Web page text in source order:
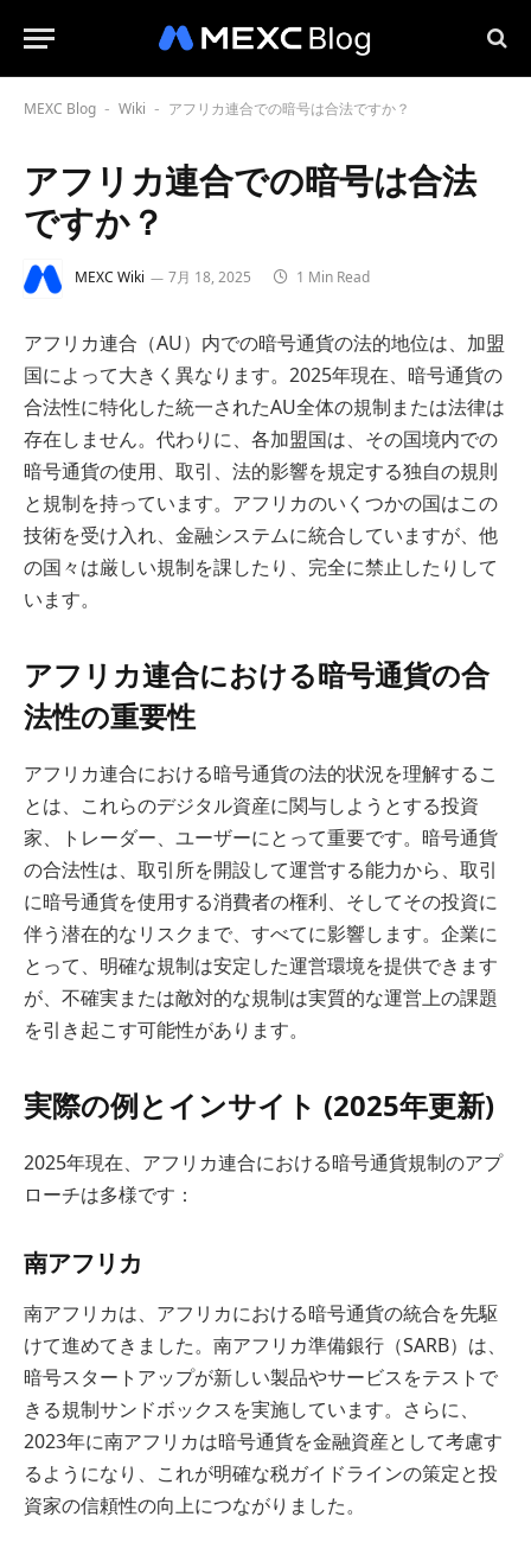
MEXC Blog - Wiki - アフリカ連合での暗号は合法ですか？
アフリカ連合での暗号は合法
ですか？
MEXC Wiki 7月 18, 2025 1 Min Read
アフリカ連合（AU）内での暗号通貨の法的地位は、加盟
国によって大きく異なります。2025年現在、暗号通貨の
合法性に特化した統一されたAU全体の規制または法律は
存在しません。代わりに、各加盟国は、その国境内での
暗号通貨の使用、取引、法的影響を規定する独自の規則
と規制を持っています。アフリカのいくつかの国はこの
技術を受け入れ、金融システムに統合していますが、他
の国々は厳しい規制を課したり、完全に禁止したりして
います。
アフリカ連合における暗号通貨の合
法性の重要性
アフリカ連合における暗号通貨の法的状況を理解するこ
とは、これらのデジタル資産に関与しようとする投資
家、トレーダー、ユーザーにとって重要です。暗号通貨
の合法性は、取引所を開設して運営する能力から、取引
に暗号通貨を使用する消費者の権利、そしてその投資に
伴う潜在的なリスクまで、すべてに影響します。企業に
とって、明確な規制は安定した運営環境を提供できます
が、不確実または敵対的な規制は実質的な運営上の課題
を引き起こす可能性があります。
実際の例とインサイト (2025年更新)
2025年現在、アフリカ連合における暗号通貨規制のアプ
ローチは多様です：
南アフリカ
南アフリカは、アフリカにおける暗号通貨の統合を先駆
けて進めてきました。南アフリカ準備銀行（SARB）は、
暗号スタートアップが新しい製品やサービスをテストで
きる規制サンドボックスを実施しています。さらに、
2023年に南アフリカは暗号通貨を金融資産として考慮す
るようになり、これが明確な税ガイドラインの策定と投
資家の信頼性の向上につながりました。